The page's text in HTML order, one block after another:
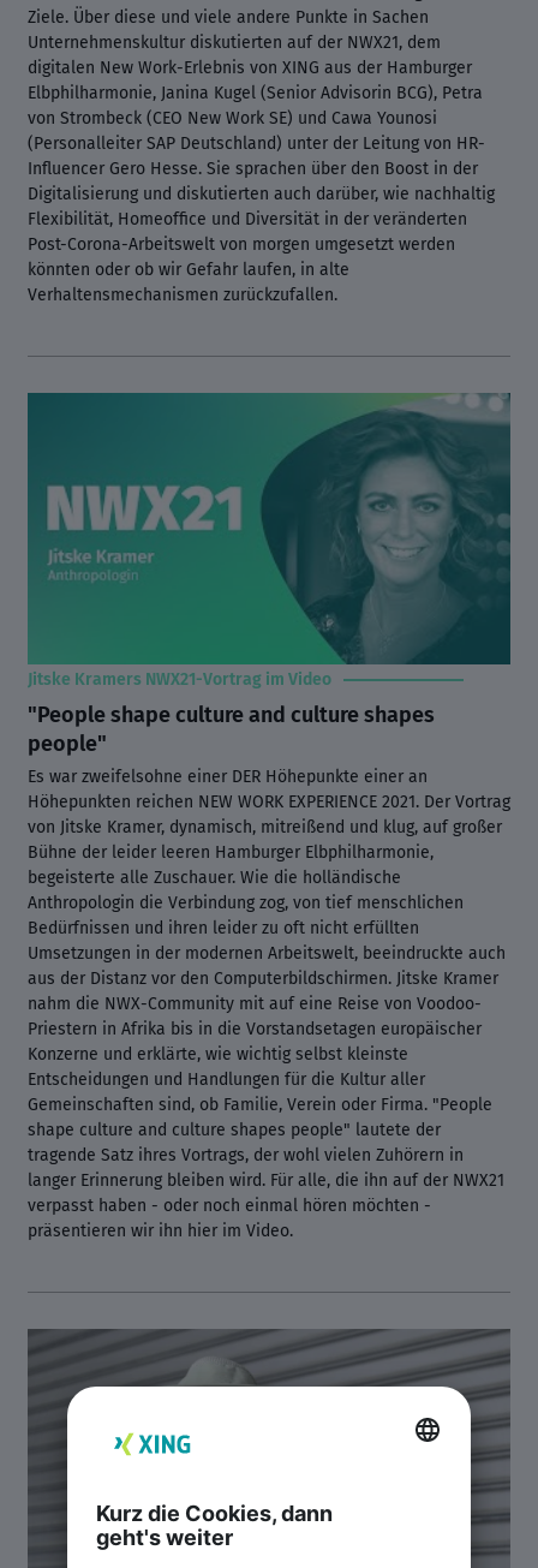
Ziele. Über diese und viele andere Punkte in Sachen
Unternehmenskultur diskutierten auf der NWX21, dem
digitalen New Work-Erlebnis von XING aus der Hamburger
Elbphilharmonie, Janina Kugel (Senior Advisorin BCG), Petra
von Strombeck (CEO New Work SE) und Cawa Younosi
(Personalleiter SAP Deutschland) unter der Leitung von HR-
Influencer Gero Hesse. Sie sprachen über den Boost in der
Digitalisierung und diskutierten auch darüber, wie nachhaltig
Flexibilität, Homeoffice und Diversität in der veränderten
Post-Corona-Arbeitswelt von morgen umgesetzt werden
könnten oder ob wir Gefahr laufen, in alte
Verhaltensmechanismen zurückzufallen.
Jitske Kramers NWX21-Vortrag im Video
"People shape culture and culture shapes
people"
Es war zweifelsohne einer DER Höhepunkte einer an
Höhepunkten reichen NEW WORK EXPERIENCE 2021. Der Vortrag
von Jitske Kramer, dynamisch, mitreißend und klug, auf großer
Bühne der leider leeren Hamburger Elbphilharmonie,
begeisterte alle Zuschauer. Wie die holländische
Anthropologin die Verbindung zog, von tief menschlichen
Bedürfnissen und ihren leider zu oft nicht erfüllten
Umsetzungen in der modernen Arbeitswelt, beeindruckte auch
aus der Distanz vor den Computerbildschirmen. Jitske Kramer
nahm die NWX-Community mit auf eine Reise von Voodoo-
Priestern in Afrika bis in die Vorstandsetagen europäischer
Konzerne und erklärte, wie wichtig selbst kleinste
Entscheidungen und Handlungen für die Kultur aller
Gemeinschaften sind, ob Familie, Verein oder Firma. "People
shape culture and culture shapes people" lautete der
tragende Satz ihres Vortrags, der wohl vielen Zuhörern in
langer Erinnerung bleiben wird. Für alle, die ihn auf der NWX21
verpasst haben - oder noch einmal hören möchten -
präsentieren wir ihn hier im Video.